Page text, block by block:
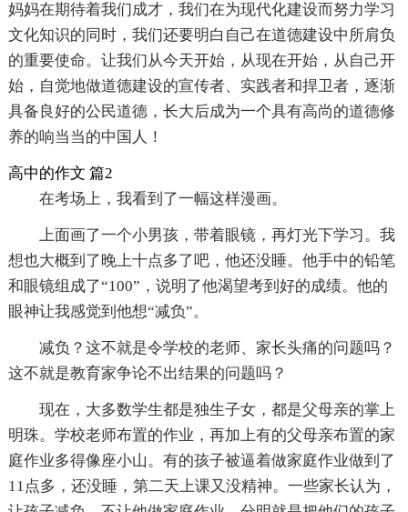
妈妈在期待着我们成才，我们在为现代化建设而努力学习
文化知识的同时，我们还要明白自己在道德建设中所肩负
的重要使命。让我们从今天开始，从现在开始，从自己开
始，自觉地做道德建设的宣传者、实践者和捍卫者，逐渐
具备良好的公民道德，长大后成为一个具有高尚的道德修
养的响当当的中国人！
高中的作文 篇2
在考场上，我看到了一幅这样漫画。
上面画了一个小男孩，带着眼镜，再灯光下学习。我
想也大概到了晚上十点多了吧，他还没睡。他手中的铅笔
和眼镜组成了“100”，说明了他渴望考到好的成绩。他的
眼神让我感觉到他想“减负”。
减负？这不就是令学校的老师、家长头痛的问题吗？
这不就是教育家争论不出结果的问题吗？
现在，大多数学生都是独生子女，都是父母亲的掌上
明珠。学校老师布置的作业，再加上有的父母亲布置的家
庭作业多得像座小山。有的孩子被逼着做家庭作业做到了
11点多，还没睡，第二天上课又没精神。一些家长认为，